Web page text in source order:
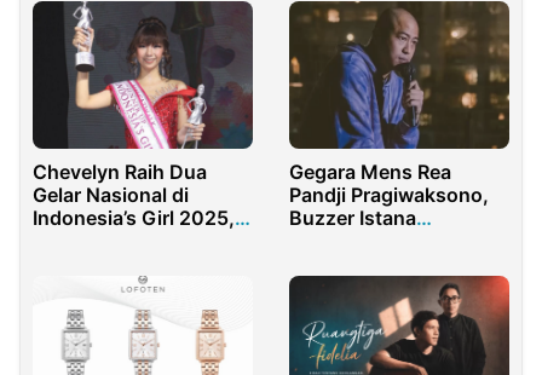
Chevelyn Raih Dua
Gelar Nasional di
Indonesia’s Girl 2025,
Gegara Mens Rea
Pandji Pragiwaksono,
Buzzer Istana